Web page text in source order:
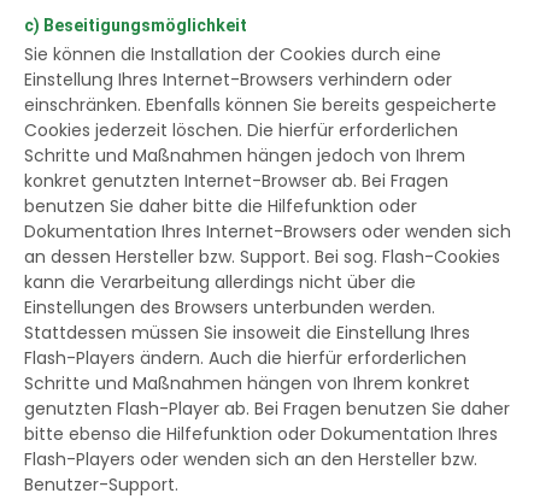
c) Beseitigungsmöglichkeit
Sie können die Installation der Cookies durch eine
Einstellung Ihres Internet-Browsers verhindern oder
einschränken. Ebenfalls können Sie bereits gespeicherte
Cookies jederzeit löschen. Die hierfür erforderlichen
Schritte und Maßnahmen hängen jedoch von Ihrem
konkret genutzten Internet-Browser ab. Bei Fragen
benutzen Sie daher bitte die Hilfefunktion oder
Dokumentation Ihres Internet-Browsers oder wenden sich
an dessen Hersteller bzw. Support. Bei sog. Flash-Cookies
kann die Verarbeitung allerdings nicht über die
Einstellungen des Browsers unterbunden werden.
Stattdessen müssen Sie insoweit die Einstellung Ihres
Flash-Players ändern. Auch die hierfür erforderlichen
Schritte und Maßnahmen hängen von Ihrem konkret
genutzten Flash-Player ab. Bei Fragen benutzen Sie daher
bitte ebenso die Hilfefunktion oder Dokumentation Ihres
Flash-Players oder wenden sich an den Hersteller bzw.
Benutzer-Support.